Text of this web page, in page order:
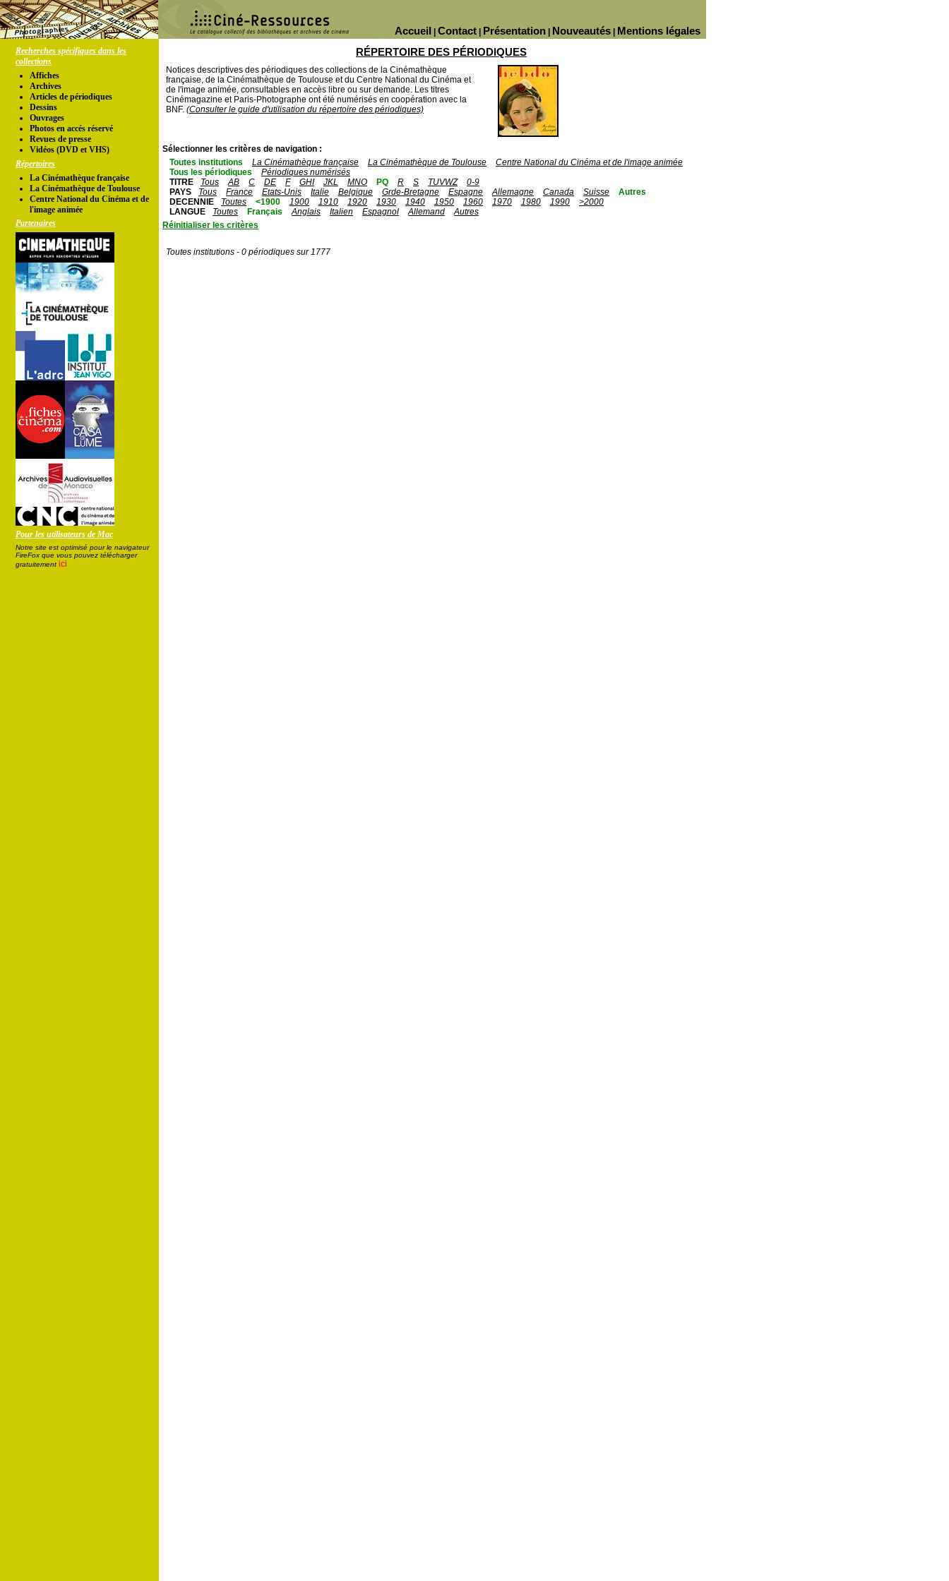
Mentions légales
Nouveautés
Présentation
Contact
Accueil
Recherches spécifiques dans les
collections
Affiches
Archives
Articles de périodiques
Dessins
Ouvrages
Photos en accés réservé
Revues de presse
Vidéos (DVD et VHS)
Répertoires
La Cinémathèque française
La Cinémathèque de Toulouse
Centre National du Cinéma et de
l'image animée
Partenaires
Pour les utilisateurs de Mac
Notre site est optimisé pour le navigateur
FireFox que vous pouvez télécharger
gratuitement ici
RÉPERTOIRE DES PÉRIODIQUES
Notices descriptives des périodiques des collections de la Cinémathèque
française, de la Cinémathèque de Toulouse et du Centre National du Cinéma et
de l'image animée, consultables en accès libre ou sur demande. Les titres
Cinémagazine et Paris-Photographe ont été numérisés en coopération avec la
BNF. (Consulter le guide d'utilisation du répertoire des périodiques)
Sélectionner les critères de navigation :
Toutes institutions
La Cinémathèque française La Cinémathèque de Toulouse
Centre National du Cinéma et de l'image animée
Tous les périodiques
Périodiques numérisés
TITRE
Tous AB C DE F GHI JKL MNO PQ R S TUVWZ
0-9
PAYS
Tous France Etats-Unis Italie Belgique Grde-Bretagne Espagne Allemagne Canada Suisse
Autres
DECENNIE
Toutes <1900 1900 1910 1920 1930 1940 1950 1960 1970 1980 1990
>2000
LANGUE
Toutes Français Anglais Italien Espagnol Allemand
Autres
Réinitialiser les critères
Toutes institutions - 0 périodiques sur 1777